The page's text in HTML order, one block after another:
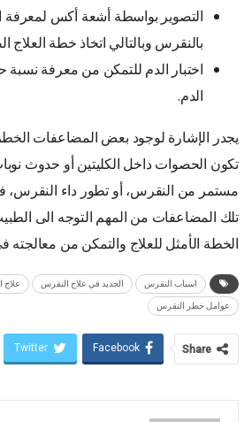
التصوير بواسطة أشعة أكس لمعرفة
بالنقرس وبالتالي اتخاذ خطة العلاج
اختبار الدم للتمكن من معرفة
الدم.
يجدر الإشارة لوجود بعض المضاعفات
تكون الحصوات داخل الكليتين أو حدوث
مستمر من النقرس، أو تطور داء
تلك المضاعفات من المهم التوجه الى
الخطة الأمثل للعلاج والتمكن من
اسباب النقرس الجديد في علاج النقرس علاج
عوامل خطر النقرس
Share
Facebook
Twitter